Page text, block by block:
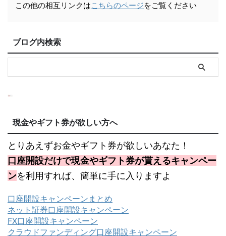
この他の相互リンクはこちらのページをご覧ください
ブログ内検索
現金やギフト券が欲しい方へ
とりあえずお金やギフト券が欲しいあなた！
口座開設だけで現金やギフト券が貰えるキャンペー
ンを利用すれば、簡単に手に入りますよ
口座開設キャンペーンまとめ
ネット証券口座開設キャンペーン
FX口座開設キャンペーン
クラウドファンディング口座開設キャンペーン